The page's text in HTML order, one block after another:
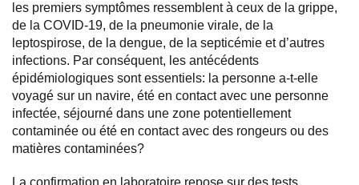
les premiers symptômes ressemblent à ceux de la grippe,
de la COVID-19, de la pneumonie virale, de la
leptospirose, de la dengue, de la septicémie et d’autres
infections. Par conséquent, les antécédents
épidémiologiques sont essentiels: la personne a-t-elle
voyagé sur un navire, été en contact avec une personne
infectée, séjourné dans une zone potentiellement
contaminée ou été en contact avec des rongeurs ou des
matières contaminées?
La confirmation en laboratoire repose sur des tests